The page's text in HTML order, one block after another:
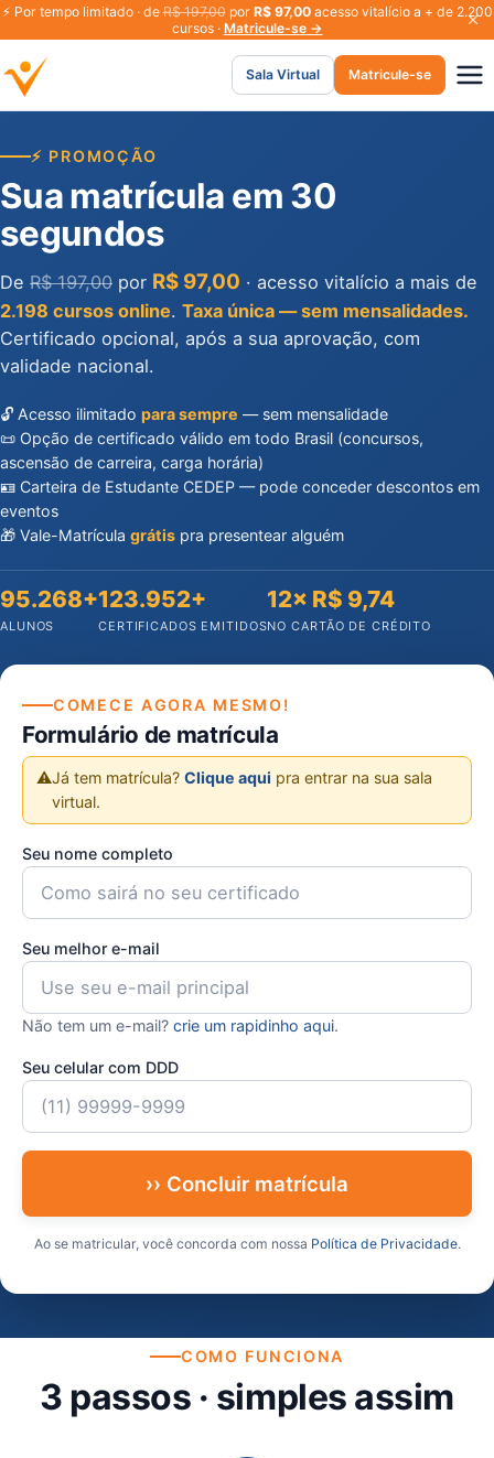
⚡ Por tempo limitado · deR$ 197,00por R$ 97,00acesso vitalício a + de 2.200
cursos · Matricule-se →
Sala Virtual Matricule-se
⚡ PROMOÇÃO
Sua matrícula em 30
segundos
De R$ 197,00 por R$ 97,00 · acesso vitalício a mais de
2.198 cursos online. Taxa única — sem mensalidades.
Certificado opcional, após a sua aprovação, com
validade nacional.
🔓 Acesso ilimitado para sempre — sem mensalidade
📜 Opção de certificado válido em todo Brasil (concursos,
ascensão de carreira, carga horária)
🪪 Carteira de Estudante CEDEP — pode conceder descontos em
eventos
🎁 Vale-Matrícula grátis pra presentear alguém
95.268+
ALUNOS
123.952+
CERTIFICADOS EMITIDOS
12× R$ 9,74
NO CARTÃO DE CRÉDITO
COMECE AGORA MESMO!
Formulário de matrícula
⚠️Já tem matrícula? Clique aqui pra entrar na sua sala
virtual.
Seu nome completo
Seu melhor e-mail
Não tem um e-mail? crie um rapidinho aqui.
Seu celular com DDD
›› Concluir matrícula
Ao se matricular, você concorda com nossa Política de Privacidade.
COMO FUNCIONA
3 passos · simples assim